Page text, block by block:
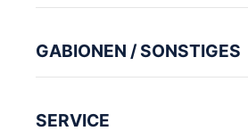
GABIONEN / SONSTIGES
SERVICE